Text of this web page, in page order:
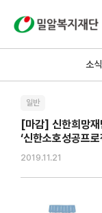
소식
일반
[마감] 신한희망재
‘신한소호성공프
2019.11.21